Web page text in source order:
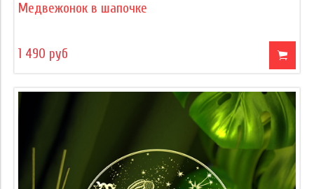
Медвежонок в шапочке
1 490 руб